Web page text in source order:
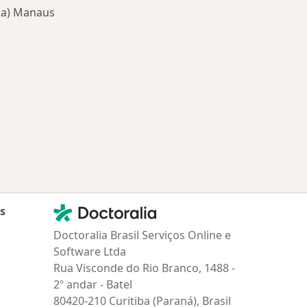
Manaus
Contato
Doctoralia - Homepage
Doctoralia Brasil Serviços Online e
Software Ltda
Rua Visconde do Rio Branco, 1488 -
2º andar - Batel
80420-210 Curitiba (Paraná), Brasil